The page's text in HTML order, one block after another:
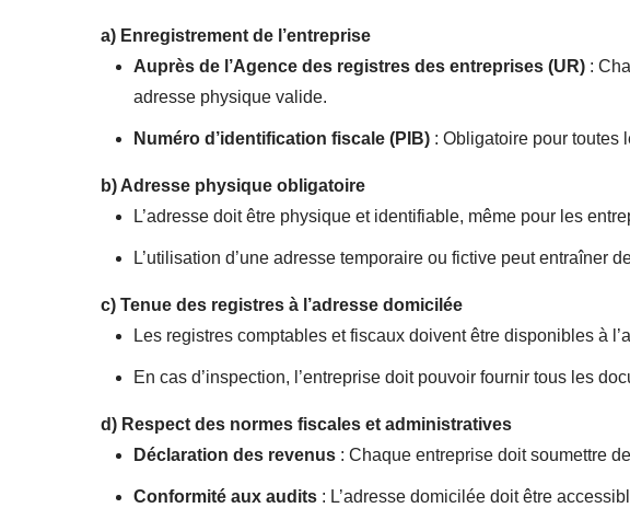
a) Enregistrement de l’entreprise
Auprès de l’Agence des registres des entreprises (UR) :
adresse physique valide.
Numéro d’identification fiscale (PIB) : Obligatoire pour toutes
b) Adresse physique obligatoire
L’adresse doit être physique et identifiable, même pour les
L’utilisation d’une adresse temporaire ou fictive peut entraîner
c) Tenue des registres à l’adresse domicilée
Les registres comptables et fiscaux doivent être disponibles à
En cas d’inspection, l’entreprise doit pouvoir fournir tous les
d) Respect des normes fiscales et administratives
Déclaration des revenus : Chaque entreprise doit soumettre
Conformité aux audits : L’adresse domicilée doit être